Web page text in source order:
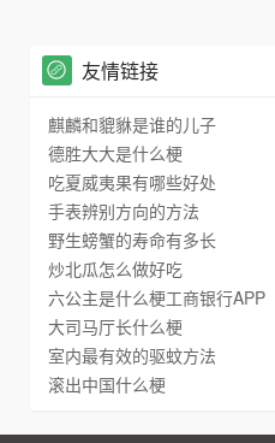
友情链接
麒麟和貔貅是谁的儿子
德胜大大是什么梗
吃夏威夷果有哪些好处
手表辨别方向的方法
野生螃蟹的寿命有多长
炒北瓜怎么做好吃
六公主是什么梗工商银行APP
大司马厅长什么梗
室内最有效的驱蚊方法
滚出中国什么梗